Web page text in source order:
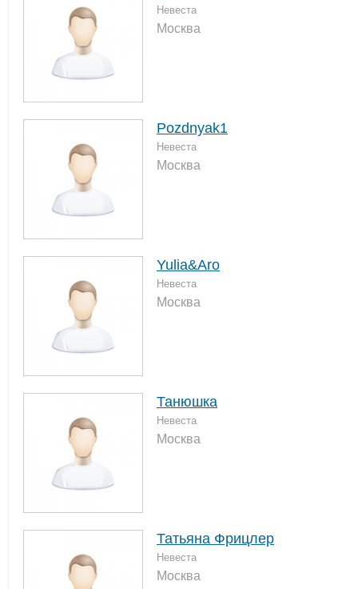
Невеста
Москва
Pozdnyak1
Невеста
Москва
Yulia&Aro
Невеста
Москва
Танюшка
Невеста
Москва
Татьяна Фрицлер
Невеста
Москва